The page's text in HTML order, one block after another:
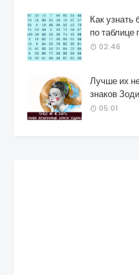
Как
по таблице
02:46
Лучше их
знаков
05:01